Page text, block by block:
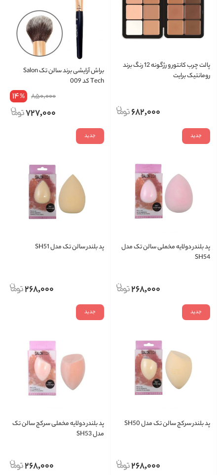
پالت چرب کانتور و رژگونه 12 رنگ برند
رومانتیک برایت
682,000
براش آرایشی برند سالن تک Salon
Tech کد 009
850,000
14%
727,000
جدید
پد بلندر دولایه مخملی سالن تک مدل
SH54
268,000
جدید
پد بلندر سالن تک مدل SH51
268,000
جدید
پد بلندر سرکج سالن تک مدل SH50
268,000
جدید
پد بلندر دولایه مخملی سرکج سالن تک
مدل SH53
268,000